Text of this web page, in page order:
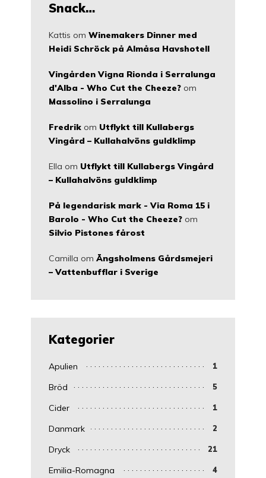
Snack…
Kattis om Winemakers Dinner med
Heidi Schröck på Almåsa Havshotell
Vingården Vigna Rionda i Serralunga
d'Alba - Who Cut the Cheeze? om
Massolino i Serralunga
Fredrik om Utflykt till Kullabergs
Vingård – Kullahalvöns guldklimp
Ella om Utflykt till Kullabergs Vingård
– Kullahalvöns guldklimp
På legendarisk mark - Via Roma 15 i
Barolo - Who Cut the Cheeze? om
Silvio Pistones fårost
Camilla om Ängsholmens Gårdsmejeri
– Vattenbufflar i Sverige
Kategorier
Apulien 1
Bröd 5
Cider 1
Danmark 2
Dryck 21
Emilia-Romagna 4